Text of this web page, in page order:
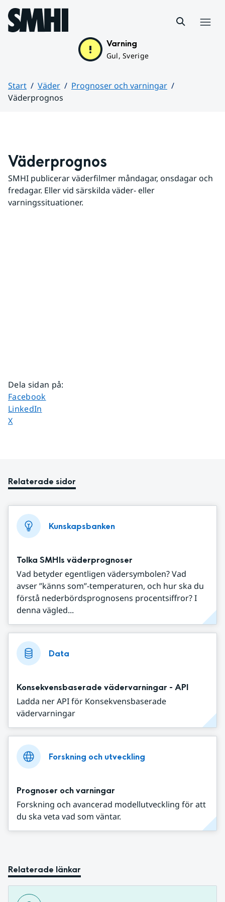
Hoppa till sidans innehåll
Varning
Gul, Sverige
Start Väder
Prognoser och varningar
Väderprognos
Väderprognos
SMHI publicerar väderfilmer måndagar, onsdagar och
fredagar. Eller vid särskilda väder- eller
varningssituationer.
Dela sidan på:
Dela sidan på
Facebook
Dela sidan på
LinkedIn
Dela sidan på
X
Relaterade sidor
Kunskapsbanken
Tolka SMHIs väderprognoser
Vad betyder egentligen vädersymbolen? Vad
avser ”känns som”-temperaturen, och hur ska du
förstå nederbördsprognosens procentsiffror? I
denna vägled...
Data
Konsekvensbaserade vädervarningar - API
Ladda ner API för Konsekvensbaserade
vädervarningar
Forskning och utveckling
Prognoser och varningar
Forskning och avancerad modellutveckling för att
du ska veta vad som väntar.
Relaterade länkar